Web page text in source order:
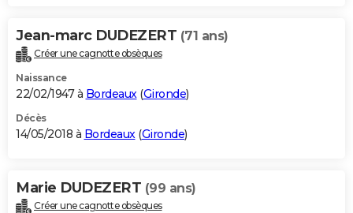
Jean-marc DUDEZERT (71 ans)
Créer une cagnotte obsèques
Naissance
22/02/1947 à Bordeaux(Gironde)
Décès
14/05/2018 à Bordeaux(Gironde)
Marie DUDEZERT (99 ans)
Créer une cagnotte obsèques